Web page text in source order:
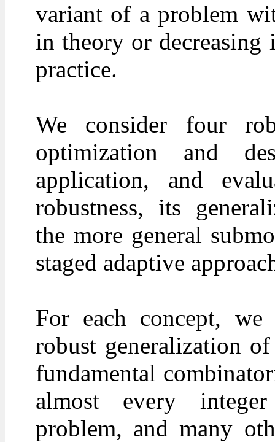
variant of a problem
in theory or
practice.
We consider four
optimization and
application, and
robustness, its
the more general
staged adaptive
For each concept, we
robust generalization
fundamental
almost every
problem, and many